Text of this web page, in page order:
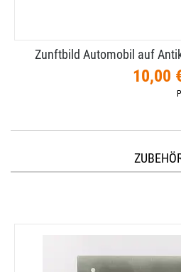
Zunftbild Automobil auf
10,00